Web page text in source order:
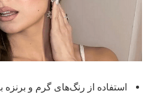
استفاده از رنگ‌های گرم و